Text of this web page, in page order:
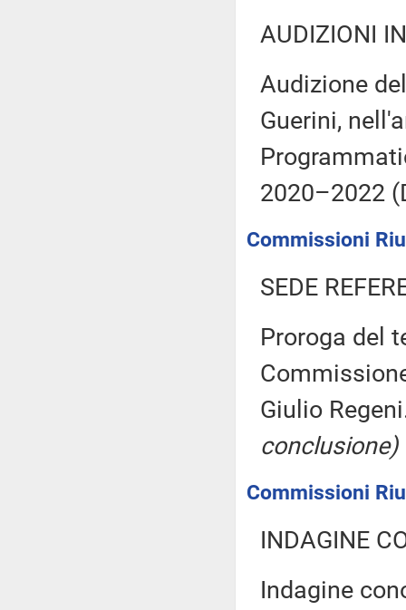
AUDIZIONI
Audizione
Guerini,
2020–2022
Commissioni
SEDE
Proroga del
Giulio
conclusione)
Commissioni
INDAGINE
Indagine